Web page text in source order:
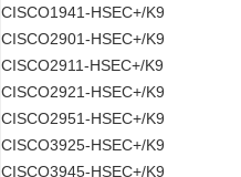
CISCO1941-HSEC+/K9
CISCO2901-HSEC+/K9
CISCO2911-HSEC+/K9
CISCO2921-HSEC+/K9
CISCO2951-HSEC+/K9
CISCO3925-HSEC+/K9
CISCO3945-HSEC+/K9